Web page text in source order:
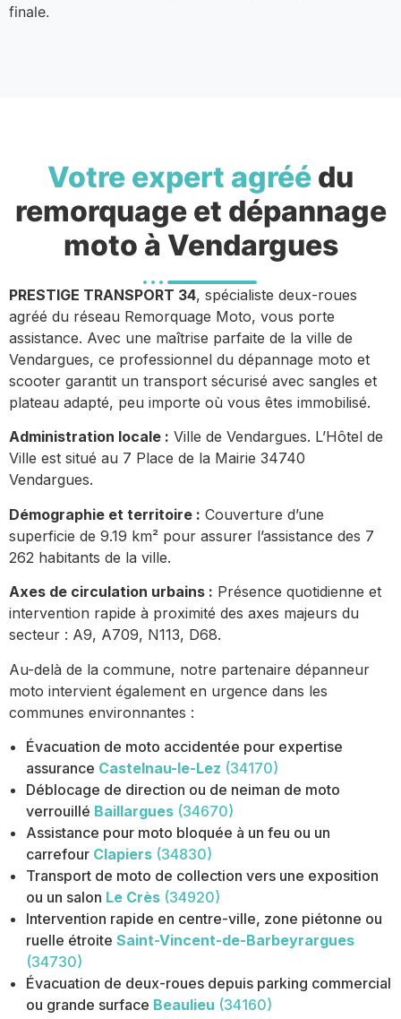
finale.
Votre expert agréé du
remorquage et dépannage
moto à Vendargues
PRESTIGE TRANSPORT 34, spécialiste deux-roues
agréé du réseau Remorquage Moto, vous porte
assistance. Avec une maîtrise parfaite de la ville de
Vendargues, ce professionnel du dépannage moto et
scooter garantit un transport sécurisé avec sangles et
plateau adapté, peu importe où vous êtes immobilisé.
Administration locale : Ville de Vendargues. L’Hôtel de
Ville est situé au 7 Place de la Mairie 34740
Vendargues.
Démographie et territoire : Couverture d’une
superficie de 9.19 km² pour assurer l’assistance des 7
262 habitants de la ville.
Axes de circulation urbains : Présence quotidienne et
intervention rapide à proximité des axes majeurs du
secteur : A9, A709, N113, D68.
Au-delà de la commune, notre partenaire dépanneur
moto intervient également en urgence dans les
communes environnantes :
Évacuation de moto accidentée pour expertise
assurance Castelnau-le-Lez (34170)
Déblocage de direction ou de neiman de moto
verrouillé Baillargues (34670)
Assistance pour moto bloquée à un feu ou un
carrefour Clapiers (34830)
Transport de moto de collection vers une exposition
ou un salon Le Crès (34920)
Intervention rapide en centre-ville, zone piétonne ou
ruelle étroite Saint-Vincent-de-Barbeyrargues
(34730)
Évacuation de deux-roues depuis parking commercial
ou grande surface Beaulieu (34160)